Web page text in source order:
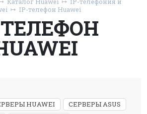
IP-телефон Huawei
HUAWEI
СЕРВЕРЫ ASUS